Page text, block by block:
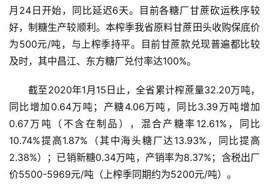
月24日开始，同比延迟6天。目前各糖厂甘蔗砍运秩序较
好，制糖生产较顺利。本榨季我省原料甘蔗田头收购保底价
为500元/吨，与上榨季持平。目前甘蔗款兑现普遍都比较
及时，其中昌江、东方糖厂兑付率达100%。
截至2020年1月15日止，全省累计榨蔗量32.20万吨，
同比增加0.64万吨；产糖4.06万吨，同比3.39万吨增加
0.67万吨（不含在制品），混合产糖率12.61%，同比
10.74%提高1.87%（其中海头糖厂达13.93%，同比提高
2.38%）；已销新糖0.34万吨，产销率为8.37%；含税出厂
价5500-5969元/吨（上榨季同期约为5200元/吨）。